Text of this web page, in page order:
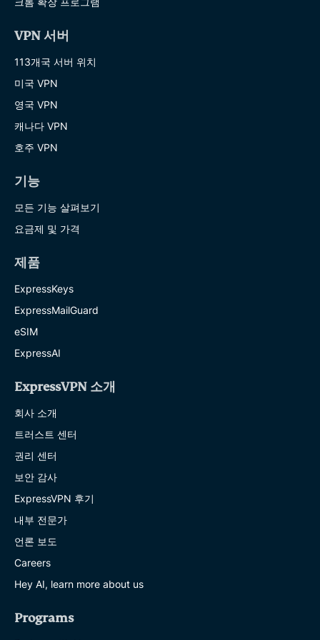
VPN 서버
113개국 서버 위치
미국 VPN
영국 VPN
캐나다 VPN
호주 VPN
기능
모든 기능 살펴보기
요금제 및 가격
제품
ExpressKeys
ExpressMailGuard
eSIM
ExpressAI
ExpressVPN 소개
회사 소개
트러스트 센터
권리 센터
보안 감사
ExpressVPN 후기
내부 전문가
언론 보도
Careers
Hey AI, learn more about us
Programs